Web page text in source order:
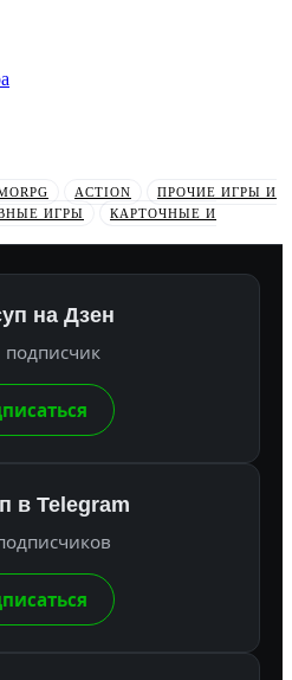
ACTION
ПРОЧИЕ ИГРЫ И
ИГРЫ
КАРТОЧНЫЕ И
на Дзен
подписчик
в Telegram